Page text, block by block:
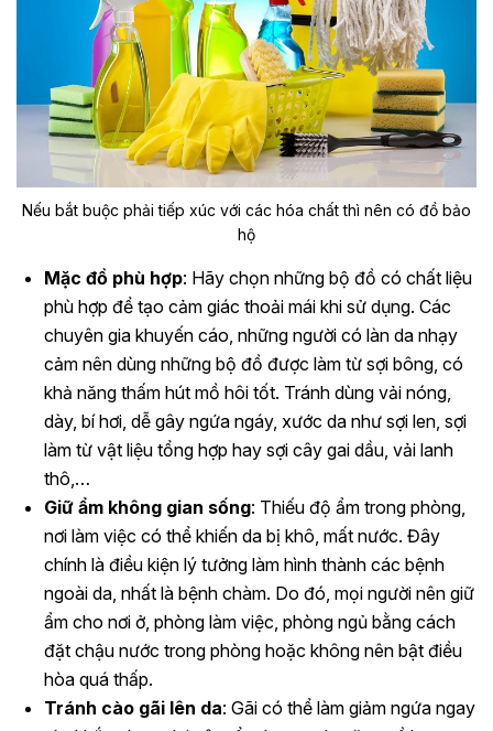
Nếu bắt buộc phải tiếp xúc với các hóa chất thì nên có đồ bảo
hộ
Mặc đồ phù hợp: Hãy chọn những bộ đồ có chất liệu
phù hợp để tạo cảm giác thoải mái khi sử dụng. Các
chuyên gia khuyến cáo, những người có làn da nhạy
cảm nên dùng những bộ đồ được làm từ sợi bông, có
khả năng thấm hút mồ hôi tốt. Tránh dùng vải nóng,
dày, bí hơi, dễ gây ngứa ngáy, xước da như sợi len, sợi
làm từ vật liệu tổng hợp hay sợi cây gai dầu, vải lanh
thô,…
Giữ ẩm không gian sống: Thiếu độ ẩm trong phòng,
nơi làm việc có thể khiến da bị khô, mất nước. Đây
chính là điều kiện lý tưởng làm hình thành các bệnh
ngoài da, nhất là bệnh chàm. Do đó, mọi người nên giữ
ẩm cho nơi ở, phòng làm việc, phòng ngủ bằng cách
đặt chậu nước trong phòng hoặc không nên bật điều
hòa quá thấp.
Tránh cào gãi lên da: Gãi có thể làm giảm ngứa ngay